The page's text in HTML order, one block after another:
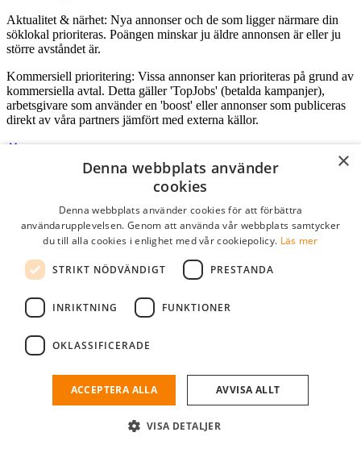
Aktualitet & närhet: Nya annonser och de som ligger närmare din
söklokal prioriteras. Poängen minskar ju äldre annonsen är eller ju
större avståndet är.
Kommersiell prioritering: Vissa annonser kan prioriteras på grund av
kommersiella avtal. Detta gäller 'TopJobs' (betalda kampanjer),
arbetsgivare som använder en 'boost' eller annonser som publiceras
direkt av våra partners jämfört med externa källor.
Lösenord
kom ihåg mig
logga in
Kostnadsfri företagsprofil
och söka efter passande kandidater till ditt företag.
×
Denna webbplats använder
cookies
Denna webbplats använder cookies för att förbättra
användarupplevelsen. Genom att använda vår webbplats samtycker
du till alla cookies i enlighet med vår cookiepolicy. Läs mer
STRIKT NÖDVÄNDIGT PRESTANDA
INRIKTNING FUNKTIONER
OKLASSIFICERADE
ACCEPTERA ALLA AVVISA ALLT
VISA DETALJER